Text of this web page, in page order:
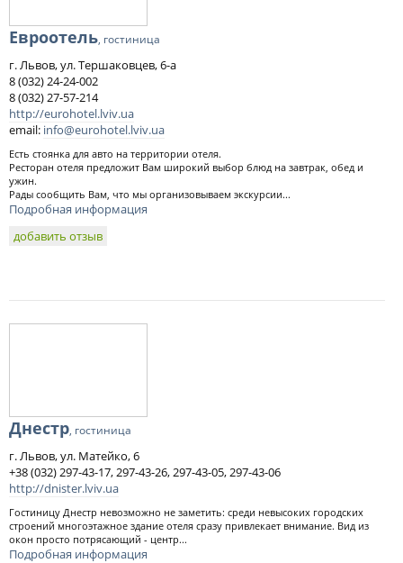
Евроотель, гостиница
г. Львов, ул. Тершаковцев, 6-а
8 (032) 24-24-002
8 (032) 27-57-214
http://eurohotel.lviv.ua
email: info@eurohotel.lviv.ua
Есть стоянка для авто на территории отеля.
Ресторан отеля предложит Вам широкий выбор блюд на завтрак, обед и
ужин.
Рады сообщить Вам, что мы организовываем экскурсии...
Подробная информация
добавить отзыв
Днестр, гостиница
г. Львов, ул. Матейко, 6
+38 (032) 297-43-17, 297-43-26, 297-43-05, 297-43-06
http://dnister.lviv.ua
Гостиницу Днестр невозможно не заметить: среди невысоких городских
строений многоэтажное здание отеля сразу привлекает внимание. Вид из
окон просто потрясающий - центр...
Подробная информация